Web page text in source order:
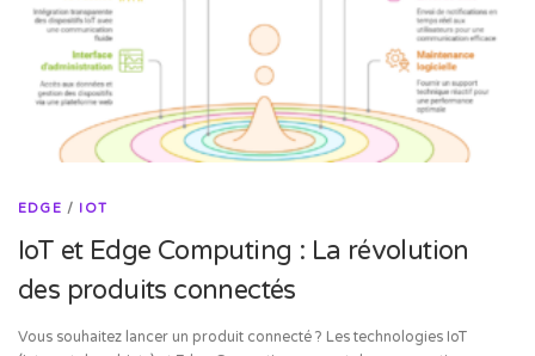
EDGE / IOT
IoT et Edge Computing : La révolution
des produits connectés
Vous souhaitez lancer un produit connecté ? Les technologies IoT